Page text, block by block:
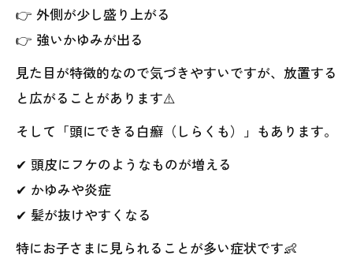
👉 外側が少し盛り上がる
👉 強いかゆみが出る
見た目が特徴的なので気づきやすいですが、放置する
と広がることがあります⚠️
そして「頭にできる白癬（しらくも）」もあります。
✔ 頭皮にフケのようなものが増える
✔ かゆみや炎症
✔ 髪が抜けやすくなる
特にお子さまに見られることが多い症状です👶